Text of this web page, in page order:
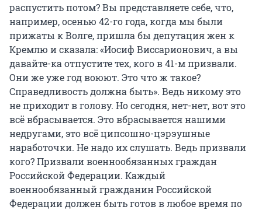
распустить потом? Вы представляете себе, что,
например, осенью 42-го года, когда мы были
прижаты к Волге, пришла бы депутация жен к
Кремлю и сказала: «Иосиф Виссарионович, а вы
давайте-ка отпустите тех, кого в 41-м призвали.
Они же уже год воюют. Это что ж такое?
Справедливость должна быть». Ведь никому это
не приходит в голову. Но сегодня, нет-нет, вот это
всё вбрасывается. Это вбрасывается нашими
недругами, это всё ципсошно-цэрэушные
наработочки. Не надо их слушать. Ведь призвали
кого? Призвали военнообязанных граждан
Российской Федерации. Каждый
военнообязанный гражданин Российской
Федерации должен быть готов в любое время по